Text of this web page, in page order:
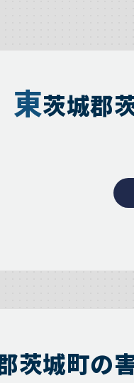
東茨城郡
茨城町の